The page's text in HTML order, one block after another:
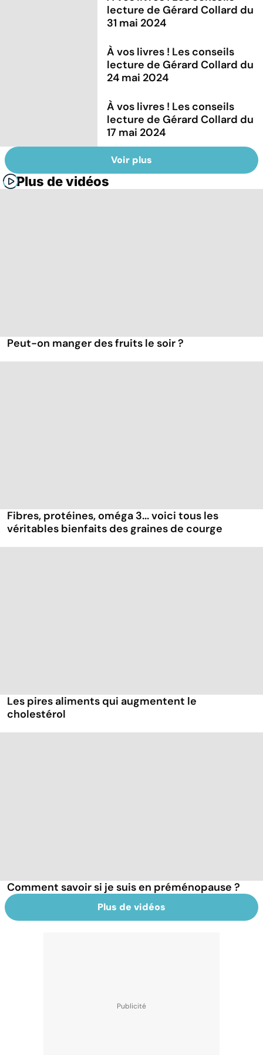
lecture de Gérard Collard du
31 mai 2024
À vos livres ! Les conseils
lecture de Gérard Collard du
24 mai 2024
À vos livres ! Les conseils
lecture de Gérard Collard du
17 mai 2024
Voir plus
Plus de vidéos
Peut-on manger des fruits le soir ?
Fibres, protéines, oméga 3... voici tous les
véritables bienfaits des graines de courge
Les pires aliments qui augmentent le
cholestérol
Comment savoir si je suis en préménopause ?
Plus de vidéos